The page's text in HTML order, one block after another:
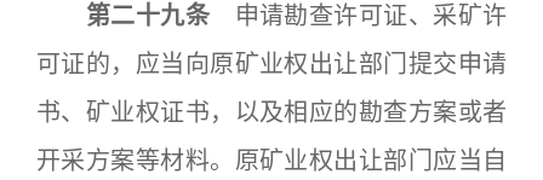
第二十九条 申请勘查许可证、采矿许
可证的，应当向原矿业权出让部门提交申请
书、矿业权证书，以及相应的勘查方案或者
开采方案等材料。原矿业权出让部门应当自